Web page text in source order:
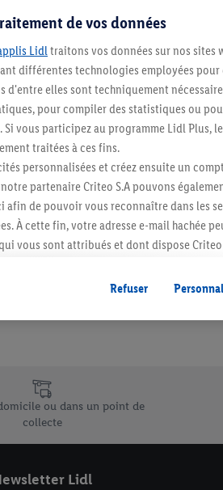
Restez au
Abonnez-vous à la
S'abonner
ou dans un point de
collecte
Lidl
de vos données
Lidltraitons vos données sur nos sites
différentes technologies employées pour
elles sont techniquement
pour compiler des statistiques ou
vous participez au programme Lidl Plus,
traitées à ces fins.
personnalisées et créez ensuite un
partenaire Criteo S.A pouvons
afin de pouvoir vous reconnaître dans les
À cette fin, votre adresse e-mail hachée
vous sont attribués et dont dispose Criteo
le produit dans un panier d’un webshop
apppareils et plusieurs services de Lidl si
utilisant votre adresse e-mail hachée et,
l’utilisation des technologies
les finalités susmentionnées. Vous
Refuser